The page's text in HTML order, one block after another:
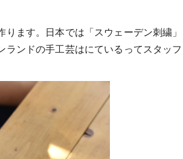
ます。日本では「スウェーデン刺繍」
ランドの手工芸はにているってスタッフ